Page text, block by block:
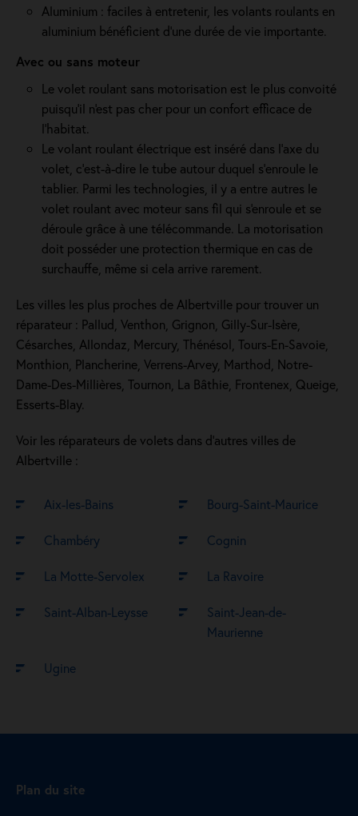
Aluminium : faciles à entretenir, les volants roulants en
aluminium bénéficient d'une durée de vie importante.
Avec ou sans moteur
Le volet roulant sans motorisation est le plus convoité
puisqu'il n'est pas cher pour un confort efficace de
l'habitat.
Le volant roulant électrique est inséré dans l’axe du
volet, c’est-à-dire le tube autour duquel s’enroule le
tablier. Parmi les technologies, il y a entre autres le
volet roulant avec moteur sans fil qui s'enroule et se
déroule grâce à une télécommande. La motorisation
doit posséder une protection thermique en cas de
surchauffe, même si cela arrive rarement.
Les villes les plus proches de Albertville pour trouver un
réparateur : Pallud, Venthon, Grignon, Gilly-Sur-Isère,
Césarches, Allondaz, Mercury, Thénésol, Tours-En-Savoie,
Monthion, Plancherine, Verrens-Arvey, Marthod, Notre-
Dame-Des-Millières, Tournon, La Bâthie, Frontenex, Queige,
Esserts-Blay.
Voir les réparateurs de volets dans d’autres villes de
Albertville :
Aix-les-Bains Bourg-Saint-Maurice
Chambéry Cognin
La Motte-Servolex La Ravoire
Saint-Alban-Leysse
Saint-Jean-de-
Maurienne
Ugine
Plan du site